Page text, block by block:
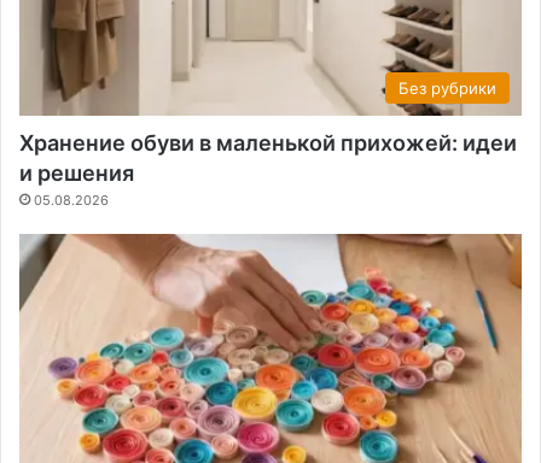
Без рубрики
Хранение обуви в маленькой прихожей: идеи
и решения
05.08.2026